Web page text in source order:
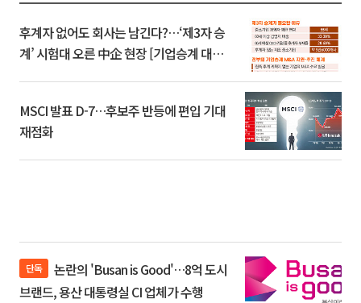
후계자 없어도 회사는 남긴다?…‘제3자 승
계’ 시험대 오른 中企 현장 [기업승계 대전
MSCI 발표 D-7…후보주 반등에 편입 기대
재점화
단독
브랜드, 용산 대통령실 CI 업체가 수행